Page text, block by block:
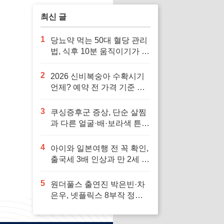
최신 글
1
당뇨약 먹는 50대 혈당 관리
법, 식후 10분 움직이기가 답
2
2026 신비복숭아 수확시기
언제? 예약 전 가격 기준 모
3
쿠싱증후군 증상, 단순 살찜
과 다른 얼굴·배·보라색 튼살
4
아이와 일본여행 전 꼭 확인,
출국세 3배 인상과 만 2세 미
5
원더풀스 출연진 박은빈·차
은우, 넷플릭스 8부작 정보